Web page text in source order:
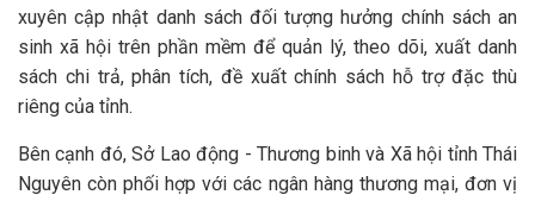
xuyên cập nhật danh sách đối tượng hưởng chính sách an
sinh xã hội trên phần mềm để quản lý, theo dõi, xuất danh
sách chi trả, phân tích, đề xuất chính sách hỗ trợ đặc thù
riêng của tỉnh.
Bên cạnh đó, Sở Lao động - Thương binh và Xã hội tỉnh Thái
Nguyên còn phối hợp với các ngân hàng thương mại, đơn vị